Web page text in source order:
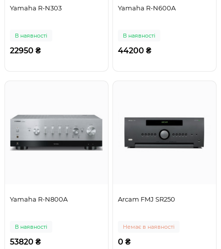
Yamaha R-N303
В наявності
22950 ₴
Yamaha R-N600A
В наявності
44200 ₴
Yamaha R-N800A
В наявності
53820 ₴
Arcam FMJ SR250
Немає в наявності
0 ₴